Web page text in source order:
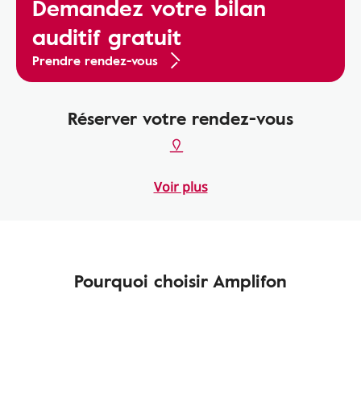
Demandez votre bilan
auditif gratuit
Prendre rendez-vous
Réserver votre rendez-vous
Voir plus
Pourquoi choisir Amplifon